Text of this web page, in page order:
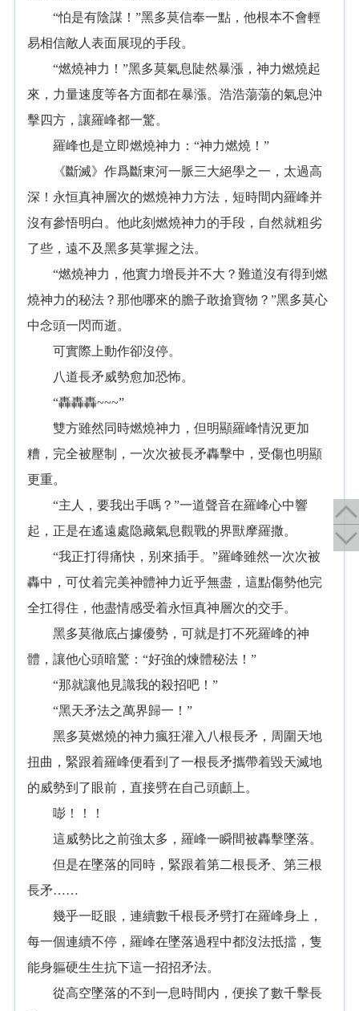
“怕是有陰謀！”黑多莫信奉一點，他根本不會輕
易相信敵人表面展現的手段。
“燃燒神力！”黑多莫氣息陡然暴漲，神力燃燒起
來，力量速度等各方面都在暴漲。浩浩蕩蕩的氣息沖
擊四方，讓羅峰都一驚。
羅峰也是立即燃燒神力：“神力燃燒！”
《斷滅》作爲斷東河一脈三大絕學之一，太過高
深！永恒真神層次的燃燒神力方法，短時間内羅峰并
沒有參悟明白。他此刻燃燒神力的手段，自然就粗劣
了些，遠不及黑多莫掌握之法。
“燃燒神力，他實力增長并不大？難道沒有得到燃
燒神力的秘法？那他哪來的膽子敢搶寶物？”黑多莫心
中念頭一閃而逝。
可實際上動作卻沒停。
八道長矛威勢愈加恐怖。
“轟轟轟~~~”
雙方雖然同時燃燒神力，但明顯羅峰情況更加
糟，完全被壓制，一次次被長矛轟擊中，受傷也明顯
更重。
“主人，要我出手嗎？”一道聲音在羅峰心中響
起，正是在遙遠處隐藏氣息觀戰的界獸摩羅撒。
“我正打得痛快，别來插手。”羅峰雖然一次次被
轟中，可仗着完美神體神力近乎無盡，這點傷勢他完
全扛得住，他盡情感受着永恒真神層次的交手。
黑多莫徹底占據優勢，可就是打不死羅峰的神
體，讓他心頭暗驚：“好強的煉體秘法！”
“那就讓他見識我的殺招吧！”
“黑天矛法之萬界歸一！”
黑多莫燃燒的神力瘋狂灌入八根長矛，周圍天地
扭曲，緊跟着羅峰便看到了一根長矛攜帶着毀天滅地
的威勢到了眼前，直接劈在自己頭顱上。
嘭！！！
這威勢比之前強太多，羅峰一瞬間被轟擊墜落。
但是在墜落的同時，緊跟着第二根長矛、第三根
長矛……
幾乎一眨眼，連續數千根長矛劈打在羅峰身上，
每一個連續不停，羅峰在墜落過程中都沒法抵擋，隻
能身軀硬生生抗下這一招招矛法。
從高空墜落的不到一息時間内，便挨了數千擊長